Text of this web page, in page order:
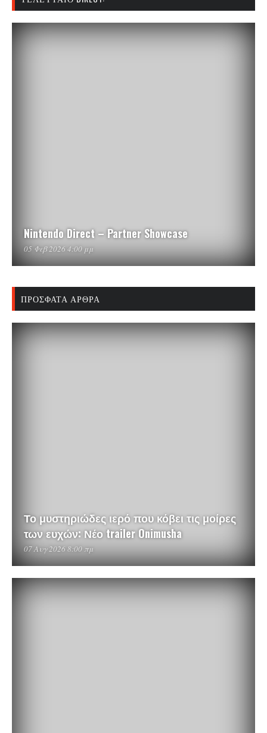
Nintendo Direct – Partner Showcase
05 Φεβ 2026 4:00 μμ
ΠΡΌΣΦΑΤΑ ΆΡΘΡΑ
Το μυστηριώδες ιερό που κόβει τις μοίρες
των ευχών: Νέο trailer Onimusha
07 Αυγ 2026 8:00 πμ